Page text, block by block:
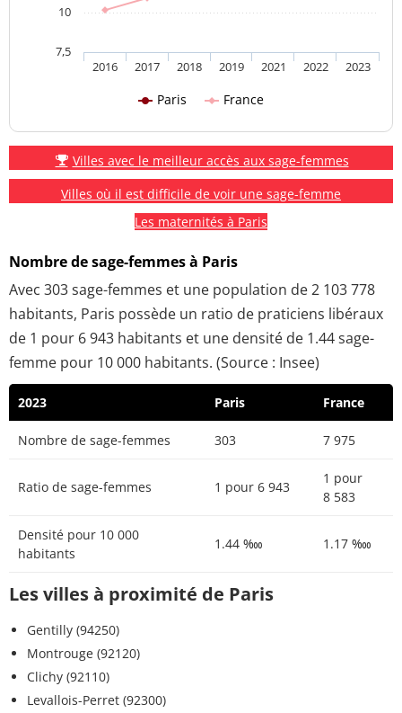
Paris France
2016 2017 2018 2019 2021 2022 2023
7,5
10
Villes avec le meilleur accès aux sage-femmes
Villes où il est difficile de voir une sage-femme
Les maternités à Paris
Nombre de sage-femmes à Paris
Avec 303 sage-femmes et une population de 2 103 778
habitants, Paris possède un ratio de praticiens libéraux
de 1 pour 6 943 habitants et une densité de 1.44 sage-
femme pour 10 000 habitants. (Source : Insee)
2023 Paris France
Nombre de sage-femmes 303 7 975
Ratio de sage-femmes 1 pour 6 943
1 pour
8 583
Densité pour 10 000
habitants
1.44 ‱ 1.17 ‱
Les villes à proximité de Paris
Gentilly (94250)
Montrouge (92120)
Clichy (92110)
Levallois-Perret (92300)